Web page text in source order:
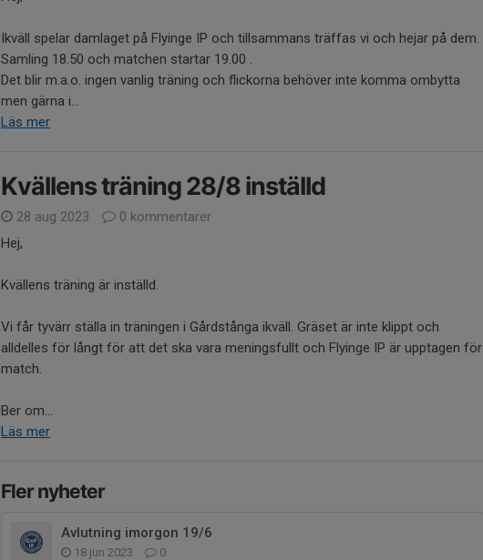
Ikväll spelar damlaget på Flyinge IP och tillsammans träffas vi och hejar på dem.
Samling 18.50 och matchen startar 19.00 .
Det blir m.a.o. ingen vanlig träning och flickorna behöver inte komma ombytta
men gärna i...
Läs mer
Kvällens träning 28/8 inställd
28 aug 2023
0 kommentarer
Hej,
Kvällens träning är inställd.
Vi får tyvärr ställa in träningen i Gårdstånga ikväll. Gräset är inte klippt och
alldelles för långt för att det ska vara meningsfullt och Flyinge IP är upptagen för
match.
Ber om...
Läs mer
Fler nyheter
Avlutning imorgon 19/6
18 jun 2023 0